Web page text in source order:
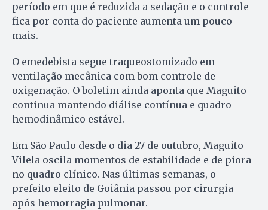
período em que é reduzida a sedação e o controle
fica por conta do paciente aumenta um pouco
mais.
O emedebista segue traqueostomizado em
ventilação mecânica com bom controle de
oxigenação. O boletim ainda aponta que Maguito
continua mantendo diálise contínua e quadro
hemodinâmico estável.
Em São Paulo desde o dia 27 de outubro, Maguito
Vilela oscila momentos de estabilidade e de piora
no quadro clínico. Nas últimas semanas, o
prefeito eleito de Goiânia passou por cirurgia
após hemorragia pulmonar.